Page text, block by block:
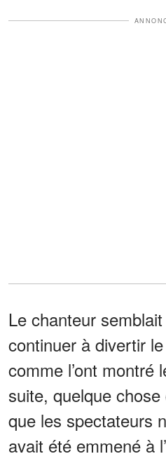
Le chanteur
continuer à divertir
comme l’ont montré
suite, quelque
que les spectateurs
avait été emmené à